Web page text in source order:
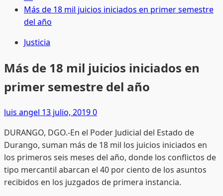
Más de 18 mil juicios iniciados en primer semestre
del año
Justicia
Más de 18 mil juicios iniciados en
primer semestre del año
luis angel 13 julio, 20190
DURANGO, DGO.-En el Poder Judicial del Estado de
Durango, suman más de 18 mil los juicios iniciados en
los primeros seis meses del año, donde los conflictos de
tipo mercantil abarcan el 40 por ciento de los asuntos
recibidos en los juzgados de primera instancia.